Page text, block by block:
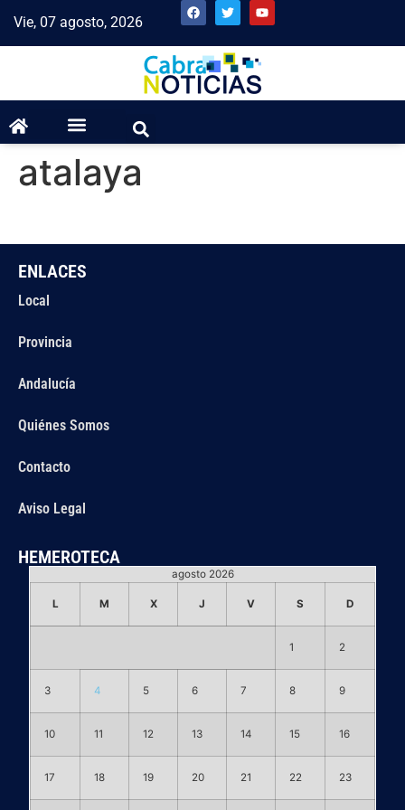
Vie, 07 agosto, 2026
atalaya
ENLACES
Local
Provincia
Andalucía
Quiénes Somos
Contacto
Aviso Legal
HEMEROTECA
agosto 2026
L M X J V S D
1 2
3 4 5 6 7 8 9
10 11 12 13 14 15 16
17 18 19 20 21 22 23